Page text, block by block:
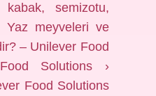
semizotu,
Yaz meyveleri ve
– Unilever Food
Solutions ›
Food Solutions